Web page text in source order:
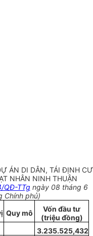
ÁN DI DÂN, TÁI ĐỊNH CƯ
NHÂN NINH THUẬN
QĐ-TTg ngày 08 tháng 6
Chính phủ)
Quy mô
Vốn đầu tư
(triệu đồng)
3.235.525,432